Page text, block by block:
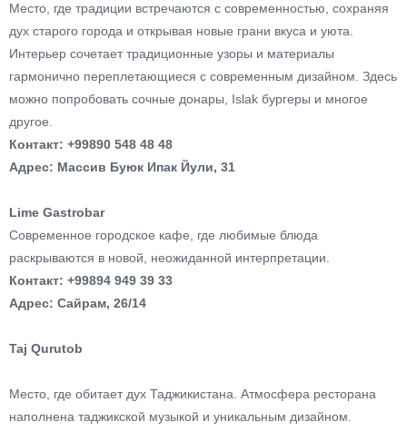
Место, где традиции встречаются с современностью, сохраняя
дух старого города и открывая новые грани вкуса и уюта.
Интерьер сочетает традиционные узоры и материалы
гармонично переплетающиеся с современным дизайном. Здесь
можно попробовать сочные донары, Islak бургеры и многое
другое.
Контакт: +99890 548 48 48
Адрес: Массив Буюк Ипак Йули, 31
Lime Gastrobar
Современное городское кафе, где любимые блюда
раскрываются в новой, неожиданной интерпретации.
Контакт: +99894 949 39 33
Адрес: Сайрам, 26/14
Taj Qurutob
Место, где обитает дух Таджикистана. Атмосфера ресторана
наполнена таджикской музыкой и уникальным дизайном.